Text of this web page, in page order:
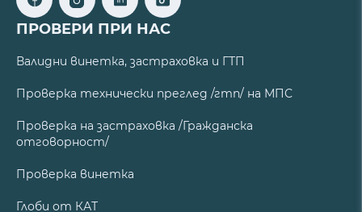
ПРОВЕРИ ПРИ НАС
Валидни винетка, застраховка и ГТП
Проверка технически преглед /гтп/ на МПС
Проверка на застраховка /Гражданска
отговорност/
Проверка винетка
Глоби от КАТ